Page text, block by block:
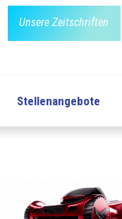
Unsere Zeitschriften
Stellenangebote